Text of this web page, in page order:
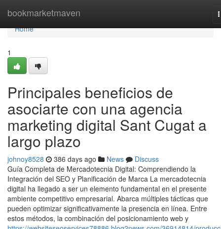
bookmarketmaven
Home
Home
1
Principales beneficios de
asociarte con una agencia
marketing digital Sant Cugat a
largo plazo
johnoy8528 386 days ago News
Discuss
Guía Completa de Mercadotecnia Digital: Comprendiendo la
Integración del SEO y Planificación de Marca La mercadotecnia
digital ha llegado a ser un elemento fundamental en el presente
ambiente competitivo empresarial. Abarca múltiples tácticas que
pueden optimizar significativamente la presencia en línea. Entre
estos métodos, la combinación del posicionamiento web y